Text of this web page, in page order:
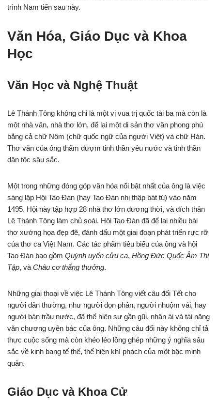
trình Nam tiến sau này.
Văn Hóa, Giáo Dục và Khoa
Học
Văn Học và Nghệ Thuật
Lê Thánh Tông không chỉ là một vị vua trị quốc tài ba mà còn là
một nhà văn, nhà thơ lớn, để lại một di sản thơ văn phong phú
bằng cả chữ Nôm (chữ quốc ngữ của người Việt) và chữ Hán.
Thơ văn của ông thấm đượm tinh thần yêu nước và tinh thần
dân tộc sâu sắc.
Một trong những đóng góp văn hóa nổi bật nhất của ông là việc
sáng lập Hội Tao Đàn (hay Tao Đàn nhị thập bát tú) vào năm
1495. Hội này tập hợp 28 nhà thơ lớn đương thời, và đích thân
Lê Thánh Tông làm chủ soái. Hội Tao Đàn đã để lại nhiều bài
thơ xướng họa đẹp đẽ, đánh dấu một giai đoạn phát triển rực rỡ
của thơ ca Việt Nam. Các tác phẩm tiêu biểu của ông và hội
Tao Đàn bao gồm Quỳnh uyển cửu ca, Hồng Đức Quốc Âm Thi
Tập, và Châu cơ thắng thưởng.
Những giai thoại về việc Lê Thánh Tông viết câu đối Tết cho
người dân thường, như người dọn phân, người nhuộm vải, hay
người bán trầu nước, đã thể hiện sự gần gũi, nhân ái và tài năng
văn chương uyên bác của ông. Những câu đối này không chỉ tả
thực cuộc sống mà còn khéo léo lồng ghép những ý nghĩa sâu
sắc về kinh bang tế thế, thể hiện khí phách của một bậc minh
quân.
Giáo Dục và Khoa Cử